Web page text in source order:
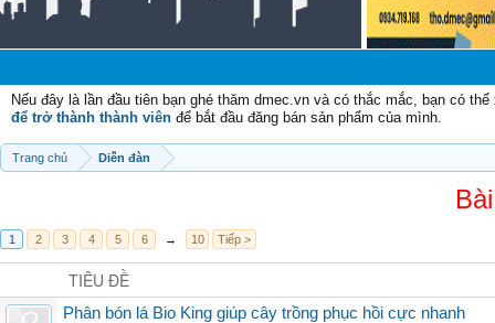
Nếu đây là lần đầu tiên bạn ghé thăm dmec.vn và có thắc mắc, bạn có
để trở thành thành viên để bắt đầu đăng bán sản phẩm của mình.
Trang chủ Diễn đàn
1 2 3 4 5 6 → 10 Tiếp >
TIÊU ĐỀ
Phân bón lá Bio King giúp cây trồng phục hồi cực nhanh